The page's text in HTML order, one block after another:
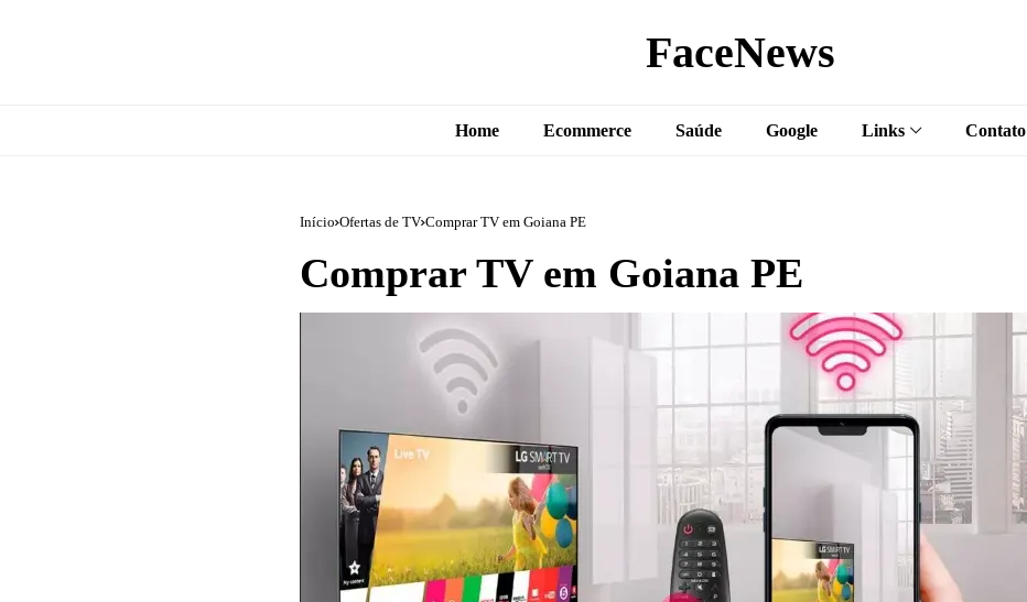
FaceNews
Home Ecommerce Saúde Google Links Contato
Início Ofertas de TV Comprar TV em Goiana PE
Comprar TV em Goiana PE